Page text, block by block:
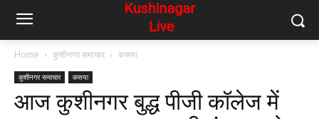
Home कुशीनगर समाचार कसया
कुशीनगर समाचार कसया
आज कुशीनगर बुद्ध पीजी कॉलेज में